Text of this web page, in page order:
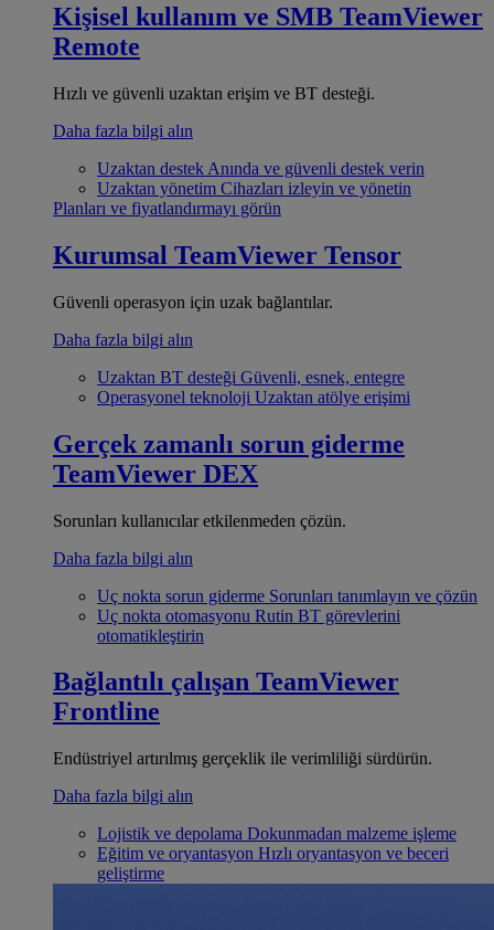
Kişisel kullanım ve SMB TeamViewer
Remote
Hızlı ve güvenli uzaktan erişim ve BT desteği.
Daha fazla bilgi alın
Uzaktan destek Anında ve güvenli destek verin
Uzaktan yönetim Cihazları izleyin ve yönetin
Planları ve fiyatlandırmayı görün
Kurumsal TeamViewer Tensor
Güvenli operasyon için uzak bağlantılar.
Daha fazla bilgi alın
Uzaktan BT desteği Güvenli, esnek, entegre
Operasyonel teknoloji Uzaktan atölye erişimi
Gerçek zamanlı sorun giderme
TeamViewer DEX
Sorunları kullanıcılar etkilenmeden çözün.
Daha fazla bilgi alın
Uç nokta sorun giderme Sorunları tanımlayın ve çözün
Uç nokta otomasyonu Rutin BT görevlerini
otomatikleştirin
Bağlantılı çalışan TeamViewer
Frontline
Endüstriyel artırılmış gerçeklik ile verimliliği sürdürün.
Daha fazla bilgi alın
Lojistik ve depolama Dokunmadan malzeme işleme
Eğitim ve oryantasyon Hızlı oryantasyon ve beceri
geliştirme